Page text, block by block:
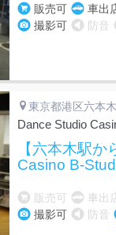
販売可 車出
撮影可
防音
東京都港区六本木
Dance Studio
【六本木駅
Casino B-
販売可 車出
撮影可
防音